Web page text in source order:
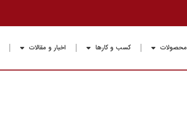
محصولات کسب و کارها اخبار و مقالات